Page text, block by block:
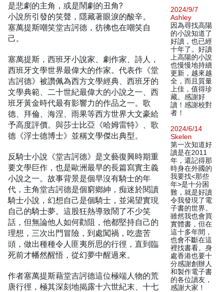
是悲劇的主角，或是鬧劇的丑角?
小說所引發的笑聲，隱藏著眼淚的酸辛。
塞萬提斯嘲笑堂吉訶德，彷彿也在嘲笑自
己。
塞萬提斯，西班牙小說家、劇作家、詩人，
西班牙文學世界最偉大的作家。代表作《堂
吉訶德》被讚佩為西方文學經典、西班牙的
文學典範、二十世紀最偉大的小說之一、西
班牙黃金時代最有影響力的作品之一。歌
德、拜倫、海涅、雨果等西方世界大文豪給
予高度評價。與莎士比亞《哈姆雷特》、歌
德《浮士德博士》並稱文學傑出典型。
反騎士小說《堂吉訶德》是文藝復興時期重
要文學巨作，也是歐洲最早的長篇寫實主義
小說之一。故事背景是個早沒有騎士的年
代，主角堂吉訶德是個窮鄉紳，痴迷於閱讀
騎士小說，幻想自己是個騎士，並渴望實現
自己的騎士夢。這股狂熱導致鬧了不少笑
話，但無論他人如何勸阻，他都堅持自己的
理想，三次出門冒險，到處闖禍，吃盡苦
頭，做出種種令人匪夷所思的行徑，直到臨
死前才幡然醒悟，從幻夢中醒過來。
作者塞萬提斯藉堂吉訶德這位極端人物的荒
唐行徑，極其深刻地揭露十六世紀末、十七
2024/9/7
Ashley
因為尋找高陽
的小說知道了
好讀，也已經
十年了。好讀
上高陽的小說
也慢慢地持續
更新，越來越
全，而且質量
上佳，值得珍
藏。感謝好
讀！感謝校對
者！
2024/6/14
Skelen
第一次知道好
讀是在2011
年，還記得那
時身在外國的
我要找<那些
年>是十分困
難，就是好讀
令我發現了電
子書的世界。
雖然我也會買
實體書，但在
這十多年間，
也會不斷在這
裡找書看。身
處香港也要十
分感謝創辦人
和製作電子書
的各位讀友，
感謝大家！